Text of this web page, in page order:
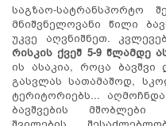
საგზაო-სატრანსპორტო
მნიშვნელოვანი წილი
უკვე აღვნიშნეთ.
რისკის ქვეშ 5-9 წლამდე
ის ასაკია, როცა ბავშვი
გასვლას სათამაშოდ,
ტერიტორიებს...
ბავშვების მშობლები
შვილების